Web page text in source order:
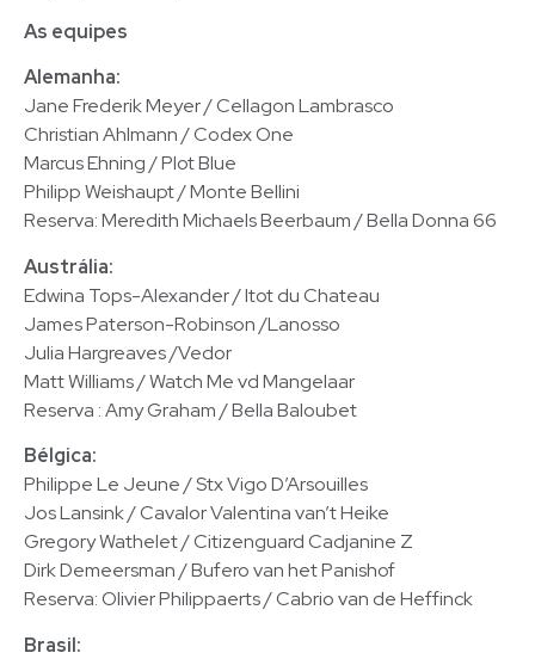
As equipes
Alemanha:
Jane Frederik Meyer / Cellagon Lambrasco
Christian Ahlmann / Codex One
Marcus Ehning / Plot Blue
Philipp Weishaupt / Monte Bellini
Reserva: Meredith Michaels Beerbaum / Bella Donna 66
Austrália:
Edwina Tops-Alexander / Itot du Chateau
James Paterson-Robinson /Lanosso
Julia Hargreaves /Vedor
Matt Williams / Watch Me vd Mangelaar
Reserva : Amy Graham / Bella Baloubet
Bélgica:
Philippe Le Jeune / Stx Vigo D’Arsouilles
Jos Lansink / Cavalor Valentina van’t Heike
Gregory Wathelet / Citizenguard Cadjanine Z
Dirk Demeersman / Bufero van het Panishof
Reserva: Olivier Philippaerts / Cabrio van de Heffinck
Brasil: